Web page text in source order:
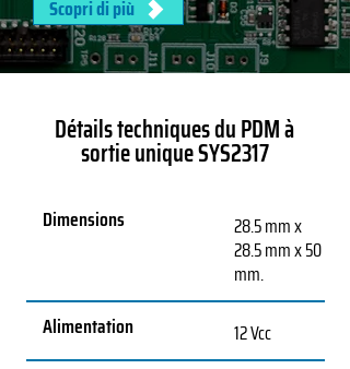
Scopri di più
Détails techniques du PDM à
sortie unique SYS2317
Dimensions
28.5 mm x
28.5 mm x 50
mm.
Alimentation 12 Vcc